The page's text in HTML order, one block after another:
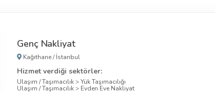
Genç Nakliyat
Kağıthane/İstanbul
Hizmet verdiği sektörler:
Ulaşım / Taşımacılık>Yük Taşımacılığı
Ulaşım / Taşımacılık> Evden Eve Nakliyat